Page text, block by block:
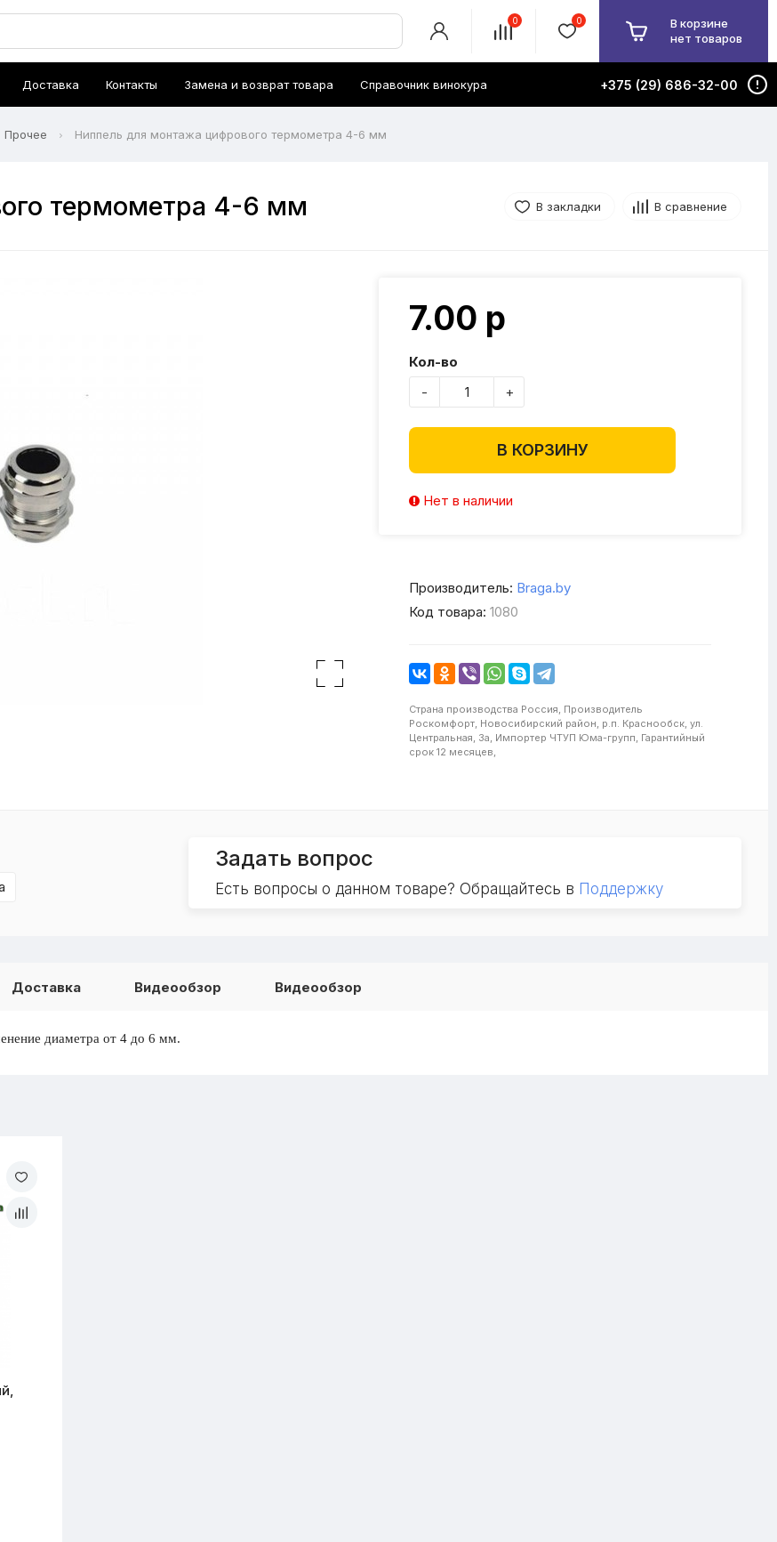
0 0
В корзине
нет товаров
Доставка Контакты Замена и возврат товара Справочник винокура +375 (29) 686-32-00
Прочее Ниппель для монтажа цифрового термометра 4-6 мм
термометра 4-6 мм В закладки В сравнение
7.00 р
Кол-во
-
+
В КОРЗИНУ
Нет в наличии
Производитель: Braga.by
Код товара: 1080
Страна производства Россия, Производитель
Роскомфорт, Новосибирский район, р.п. Краснообск, ул.
Центральная, 3а, Импортер ЧТУП Юма-групп, Гарантийный
срок 12 месяцев,
Задать вопрос
Есть вопросы о данном товаре? Обращайтесь в Поддержку
Доставка Видеообзор Видеообзор
диаметра от 4 до 6 мм.